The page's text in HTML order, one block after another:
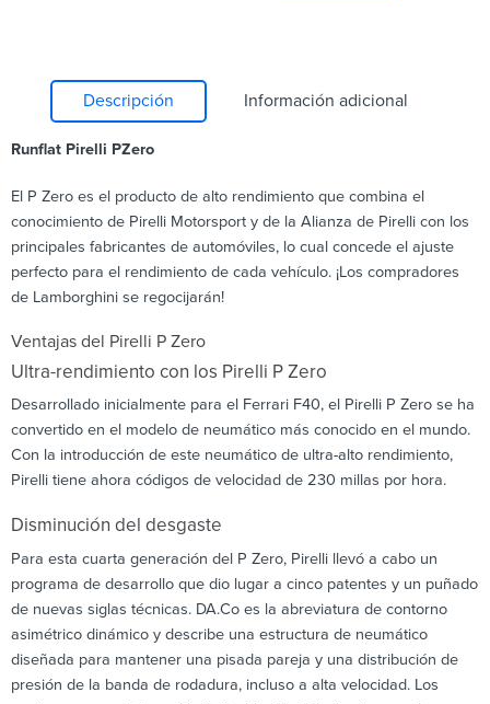
Descripción Información adicional
Runflat Pirelli PZero
El P Zero es el producto de alto rendimiento que combina el
conocimiento de Pirelli Motorsport y de la Alianza de Pirelli con los
principales fabricantes de automóviles, lo cual concede el ajuste
perfecto para el rendimiento de cada vehículo. ¡Los compradores
de Lamborghini se regocijarán!
Ventajas del Pirelli P Zero
Ultra-rendimiento con los Pirelli P Zero
Desarrollado inicialmente para el Ferrari F40, el Pirelli P Zero se ha
convertido en el modelo de neumático más conocido en el mundo.
Con la introducción de este neumático de ultra-alto rendimiento,
Pirelli tiene ahora códigos de velocidad de 230 millas por hora.
Disminución del desgaste
Para esta cuarta generación del P Zero, Pirelli llevó a cabo un
programa de desarrollo que dio lugar a cinco patentes y un puñado
de nuevas siglas técnicas. DA.Co es la abreviatura de contorno
asimétrico dinámico y describe una estructura de neumático
diseñada para mantener una pisada pareja y una distribución de
presión de la banda de rodadura, incluso a alta velocidad. Los